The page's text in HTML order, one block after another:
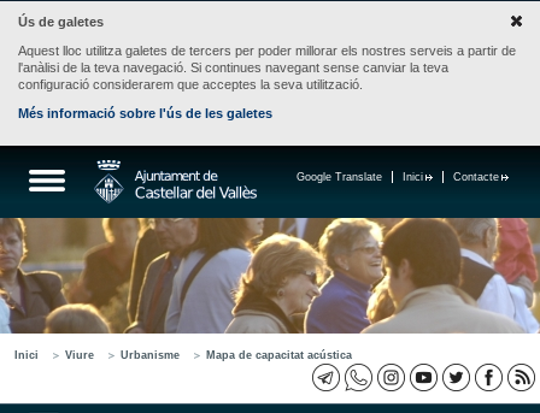
Ús de galetes
Aquest lloc utilitza galetes de tercers per poder millorar els nostres serveis a partir de
l'anàlisi de la teva navegació. Si continues navegant sense canviar la teva
configuració considerarem que acceptes la seva utilització.
Més informació sobre l'ús de les galetes
Contacte
Inici
Google Translate
Inici Viure Urbanisme Mapa de capacitat acústica